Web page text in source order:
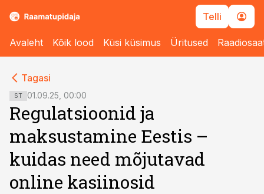
Telli
Avaleht Kõik lood Küsi küsimus Üritused
Tagasi
ST 01.09.25, 00:00
Regulatsioonid ja
maksustamine Eestis –
kuidas need mõjutavad
online kasiinosid